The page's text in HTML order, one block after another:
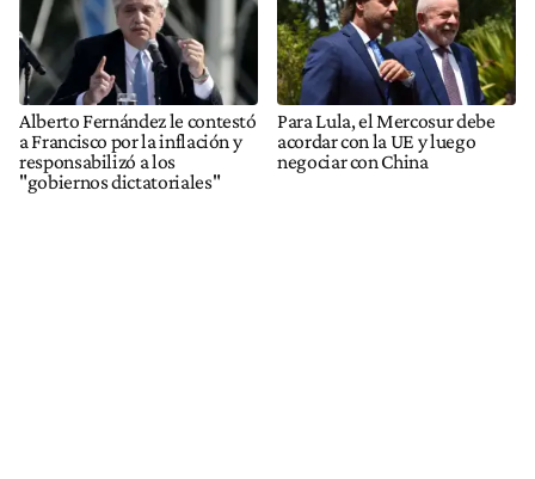
Alberto Fernández le contestó
a Francisco por la inflación y
responsabilizó a los
"gobiernos dictatoriales"
Para Lula, el Mercosur debe
acordar con la UE y luego
negociar con China